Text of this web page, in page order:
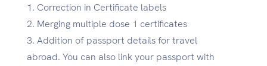
Correction in Certificate labels
Merging multiple dose 1 certificates
Addition of passport details for travel
abroad. You can also link your passport with